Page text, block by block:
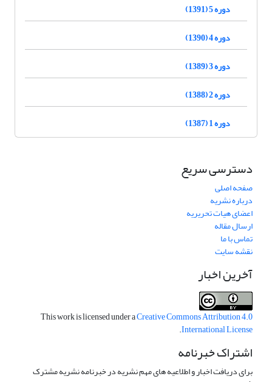
دوره 5 (1391)
دوره 4 (1390)
دوره 3 (1389)
دوره 2 (1388)
دوره 1 (1387)
دسترسی سریع
صفحه اصلی
درباره نشریه
اعضای هیات تحریریه
ارسال مقاله
تماس با ما
نقشه سایت
آخرین اخبار
This work is licensed under aCreative Commons Attribution 4.0
International License
.
اشتراک خبرنامه
برای دریافت اخبار و اطلاعیه های مهم نشریه در خبرنامه نشریه مشترک